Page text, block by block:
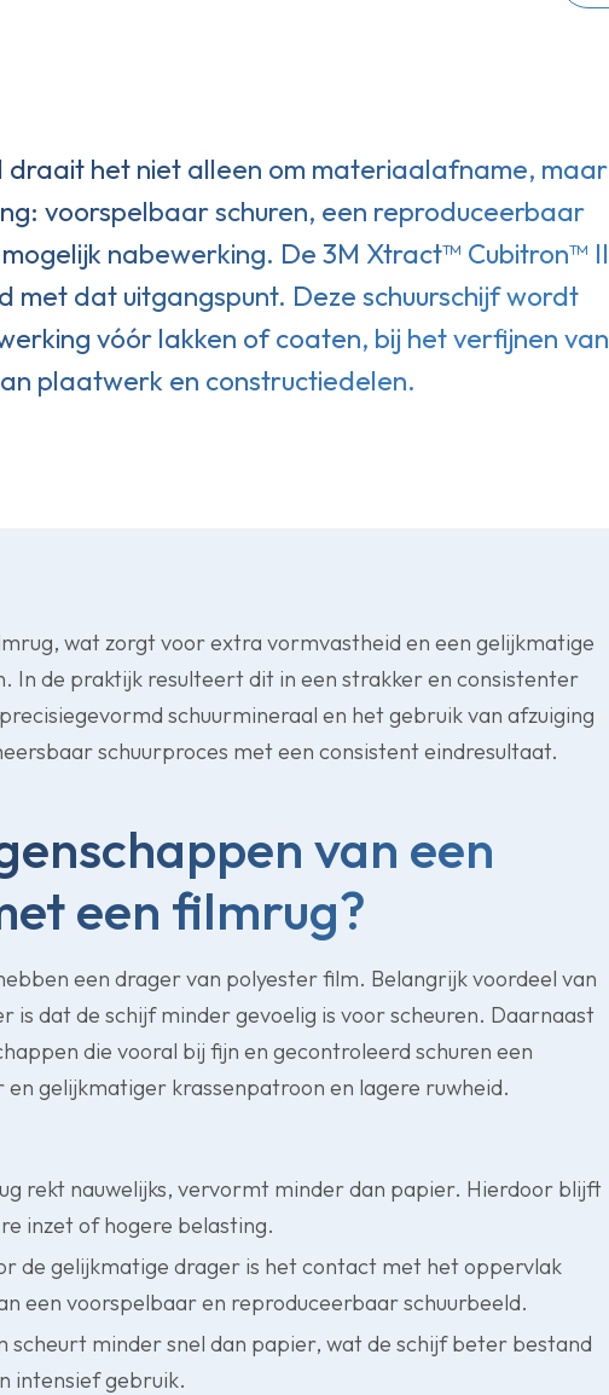
draait het niet alleen om materiaalafname, maar
voorspelbaar schuren, een reproduceerbaar
nabewerking. De 3M Xtract™ Cubitron™ II
met dat uitgangspunt. Deze schuurschijf wordt
vóór lakken of coaten, bij het verfijnen van
plaatwerk en constructiedelen.
wat zorgt voor extra vormvastheid en een gelijkmatige
In de praktijk resulteert dit in een strakker en consistenter
schuurmineraal en het gebruik van afzuiging
schuurproces met een consistent eindresultaat.
van een
een filmrug?
een drager van polyester film. Belangrijk voordeel van
is dat de schijf minder gevoelig is voor scheuren. Daarnaast
die vooral bij fijn en gecontroleerd schuren een
en gelijkmatiger krassenpatroon en lagere ruwheid.
rekt nauwelijks, vervormt minder dan papier. Hierdoor blijft
inzet of hogere belasting.
de gelijkmatige drager is het contact met het oppervlak
een voorspelbaar en reproduceerbaar schuurbeeld.
scheurt minder snel dan papier, wat de schijf beter bestand
intensief gebruik.